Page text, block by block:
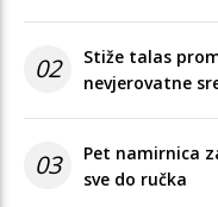
02
Stiže talas
nevjerovatne
03
Pet namirnica
sve do ručka